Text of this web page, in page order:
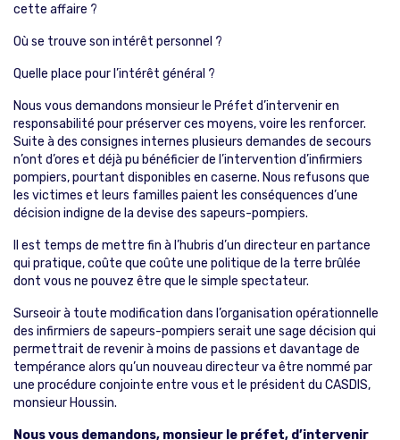
cette affaire ?
Où se trouve son intérêt personnel ?
Quelle place pour l’intérêt général ?
Nous vous demandons monsieur le Préfet d’intervenir en
responsabilité pour préserver ces moyens, voire les renforcer.
Suite à des consignes internes plusieurs demandes de secours
n’ont d’ores et déjà pu bénéficier de l’intervention d’infirmiers
pompiers, pourtant disponibles en caserne. Nous refusons que
les victimes et leurs familles paient les conséquences d’une
décision indigne de la devise des sapeurs-pompiers.
Il est temps de mettre fin à l’hubris d’un directeur en partance
qui pratique, coûte que coûte une politique de la terre brûlée
dont vous ne pouvez être que le simple spectateur.
Surseoir à toute modification dans l’organisation opérationnelle
des infirmiers de sapeurs-pompiers serait une sage décision qui
permettrait de revenir à moins de passions et davantage de
tempérance alors qu’un nouveau directeur va être nommé par
une procédure conjointe entre vous et le président du CASDIS,
monsieur Houssin.
Nous vous demandons, monsieur le préfet, d’intervenir